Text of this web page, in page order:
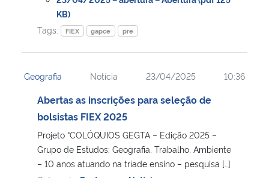
KB)
Tags:
FIEX gapce pre
Geografia Notícia 23/04/2025 10:36
Abertas as inscrições para seleção de
bolsistas FIEX 2025
Projeto “COLÓQUIOS GEGTA – Edição 2025 –
Grupo de Estudos: Geografia, Trabalho, Ambiente
– 10 anos atuando na tríade ensino – pesquisa […]